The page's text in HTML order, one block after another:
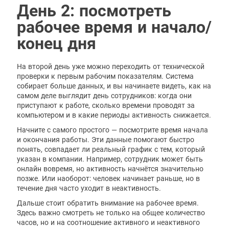
День 2: посмотреть
рабочее время и начало/
конец дня
На второй день уже можно переходить от технической
проверки к первым рабочим показателям. Система
собирает больше данных, и вы начинаете видеть, как на
самом деле выглядит день сотрудников: когда они
приступают к работе, сколько времени проводят за
компьютером и в какие периоды активность снижается.
Начните с самого простого — посмотрите время начала
и окончания работы. Эти данные помогают быстро
понять, совпадает ли реальный график с тем, который
указан в компании. Например, сотрудник может быть
онлайн вовремя, но активность начнётся значительно
позже. Или наоборот: человек начинает раньше, но в
течение дня часто уходит в неактивность.
Дальше стоит обратить внимание на рабочее время.
Здесь важно смотреть не только на общее количество
часов, но и на соотношение активного и неактивного